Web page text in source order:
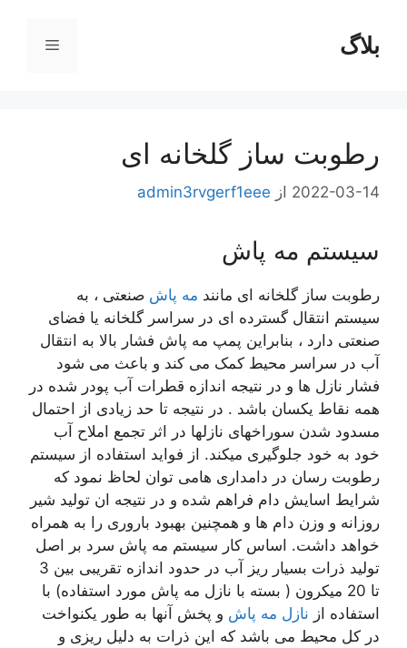
بلاگ فهرست
رطوبت ساز گلخانه ای
2022-03-14 ازadmin3rvgerf1eee
سیستم مه پاش
رطوبت ساز گلخانه ای مانندمه پاش صنعتی ، به
سیستم انتقال گسترده ای در سراسر گلخانه یا فضای
صنعتی دارد ، بنابراین پمپ مه پاش فشار بالا به انتقال
آب در سراسر محیط کمک می کند و باعث می شود
فشار نازل ها و در نتیجه اندازه قطرات آب پودر شده در
همه نقاط یکسان باشد . در نتیجه تا حد زیادی از احتمال
مسدود شدن سوراخهای نازلها در اثر تجمع املاح آب
خود به خود جلوگیری میکند. از فواید استفاده از سیستم
رطوبت رسان در دامداری هامی توان لحاظ نمود که
شرایط اسایش دام فراهم شده و در نتیجه ان تولید شیر
روزانه و وزن دام ها و همچنین بهبود باروری را به همراه
خواهد داشت. اساس کار سیستم مه پاش سرد بر اصل
تولید ذرات بسیار ریز آب در حدود اندازه تقریبی بین 3
تا 20 میکرون ( بسته با نازل مه پاش مورد استفاده) با
استفاده ازنازل مه پاش و پخش آنها به طور یکنواخت
در کل محیط می باشد که این ذرات به دلیل ریزی و